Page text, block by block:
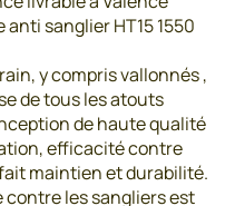
sanglier HT15 1550
y compris vallonnés ,
de tous les atouts
de haute qualité
efficacité contre
maintien et durabilité.
les sangliers est